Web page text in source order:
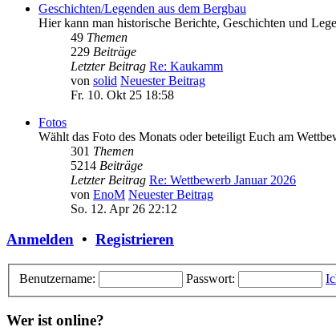
Geschichten/Legenden aus dem Bergbau
Hier kann man historische Berichte, Geschichten und
49 Themen
229 Beiträge
Letzter Beitrag Re: Kaukamm
von solid Neuester Beitrag
Fr. 10. Okt 25 18:58
Fotos
Wählt das Foto des Monats oder beteiligt Euch am
301 Themen
5214 Beiträge
Letzter Beitrag Re: Wettbewerb Januar 2026
von EnoM Neuester Beitrag
So. 12. Apr 26 22:12
Anmelden • Registrieren
Benutzername: Passwort:
Wer ist online?